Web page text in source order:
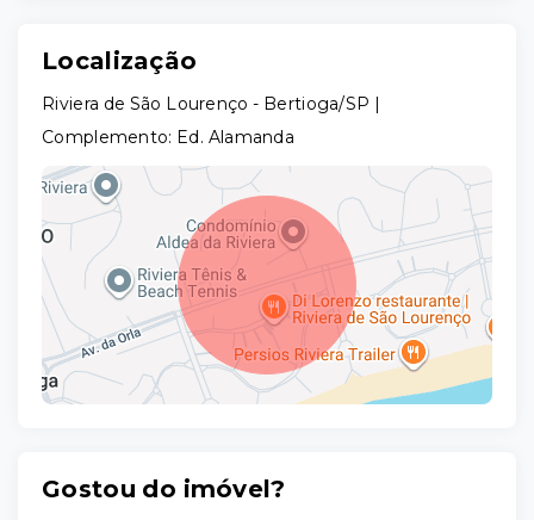
Localização
Riviera de São Lourenço - Bertioga/SP |
Complemento: Ed. Alamanda
Gostou do imóvel?